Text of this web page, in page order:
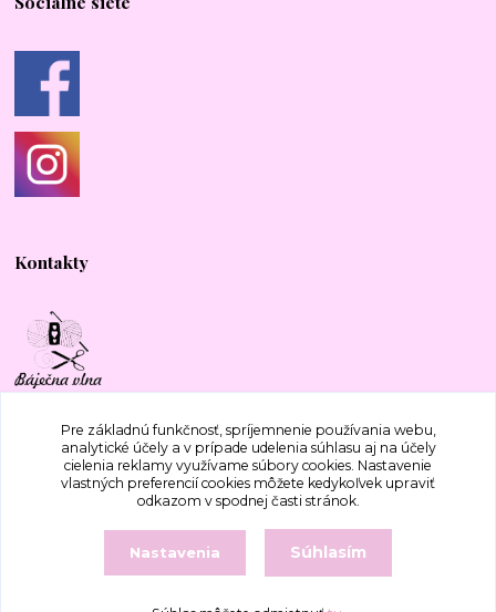
Kontakty
+421 917 577 388
bajecnavlna@gmail.com
Pre základnú funkčnosť, spríjemnenie používania webu,
analytické účely a v prípade udelenia súhlasu aj na účely
cielenia reklamy využívame súbory cookies. Nastavenie
vlastných preferencií cookies môžete kedykoľvek upraviť
odkazom v spodnej časti stránok.
Nastavenia Súhlasím